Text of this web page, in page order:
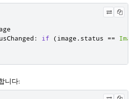
: if (image . status ==
Image
니다: